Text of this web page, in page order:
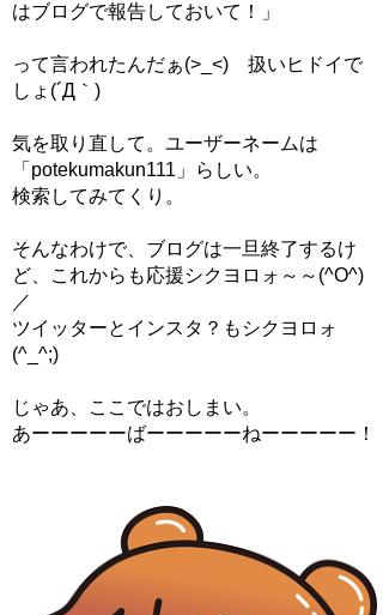
はブログで報告しておいて！」
って言われたんだぁ(>_<) 扱いヒドイで
しょ(´Д｀)
気を取り直して。ユーザーネームは
「potekumakun111」らしい。
検索してみてくり。
そんなわけで、ブログは一旦終了するけ
ど、これからも応援シクヨロォ～～(^O^)
／
ツイッターとインスタ？もシクヨロォ
(^_^;)
じゃあ、ここではおしまい。
あーーーーーばーーーーーねーーーーー！